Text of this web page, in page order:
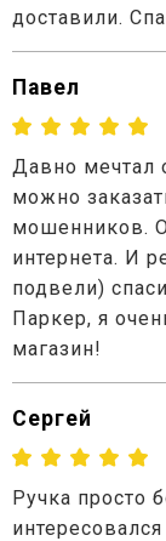
доставили.
Павел
Давно мечтал
можно
мошенников.
интернета. И
подвели)
Паркер, я
магазин!
Сергей
Ручка просто